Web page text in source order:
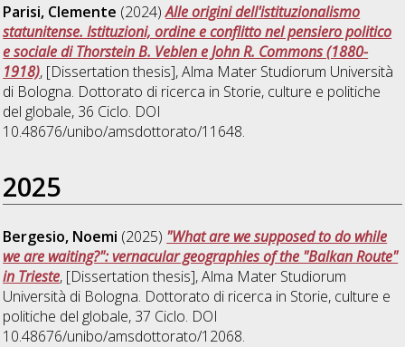
Parisi, Clemente (2024)Alle origini dell'istituzionalismo
statunitense. Istituzioni, ordine e conflitto nel pensiero politico
e sociale di Thorstein B. Veblen e John R. Commons (1880-
1918), [Dissertation thesis], Alma Mater Studiorum Università
di Bologna. Dottorato di ricerca in Storie, culture e politiche
del globale, 36 Ciclo. DOI
10.48676/unibo/amsdottorato/11648.
2025
Bergesio, Noemi (2025) "What are we supposed to do while
we are waiting?": vernacular geographies of the "Balkan Route"
in Trieste, [Dissertation thesis], Alma Mater Studiorum
Università di Bologna. Dottorato di ricerca in Storie, culture e
politiche del globale, 37 Ciclo. DOI
10.48676/unibo/amsdottorato/12068.